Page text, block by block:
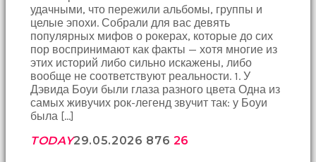
удачными, что пережили альбомы, группы и
целые эпохи. Собрали для вас девять
популярных мифов о рокерах, которые до сих
пор воспринимают как факты — хотя многие из
этих историй либо сильно искажены, либо
вообще не соответствуют реальности. 1. У
Дэвида Боуи были глаза разного цвета Одна из
самых живучих рок-легенд звучит так: у Боуи
была […]
TODAY29.05.2026 876 26